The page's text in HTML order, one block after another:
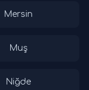
Mersin
Muş
Niğde